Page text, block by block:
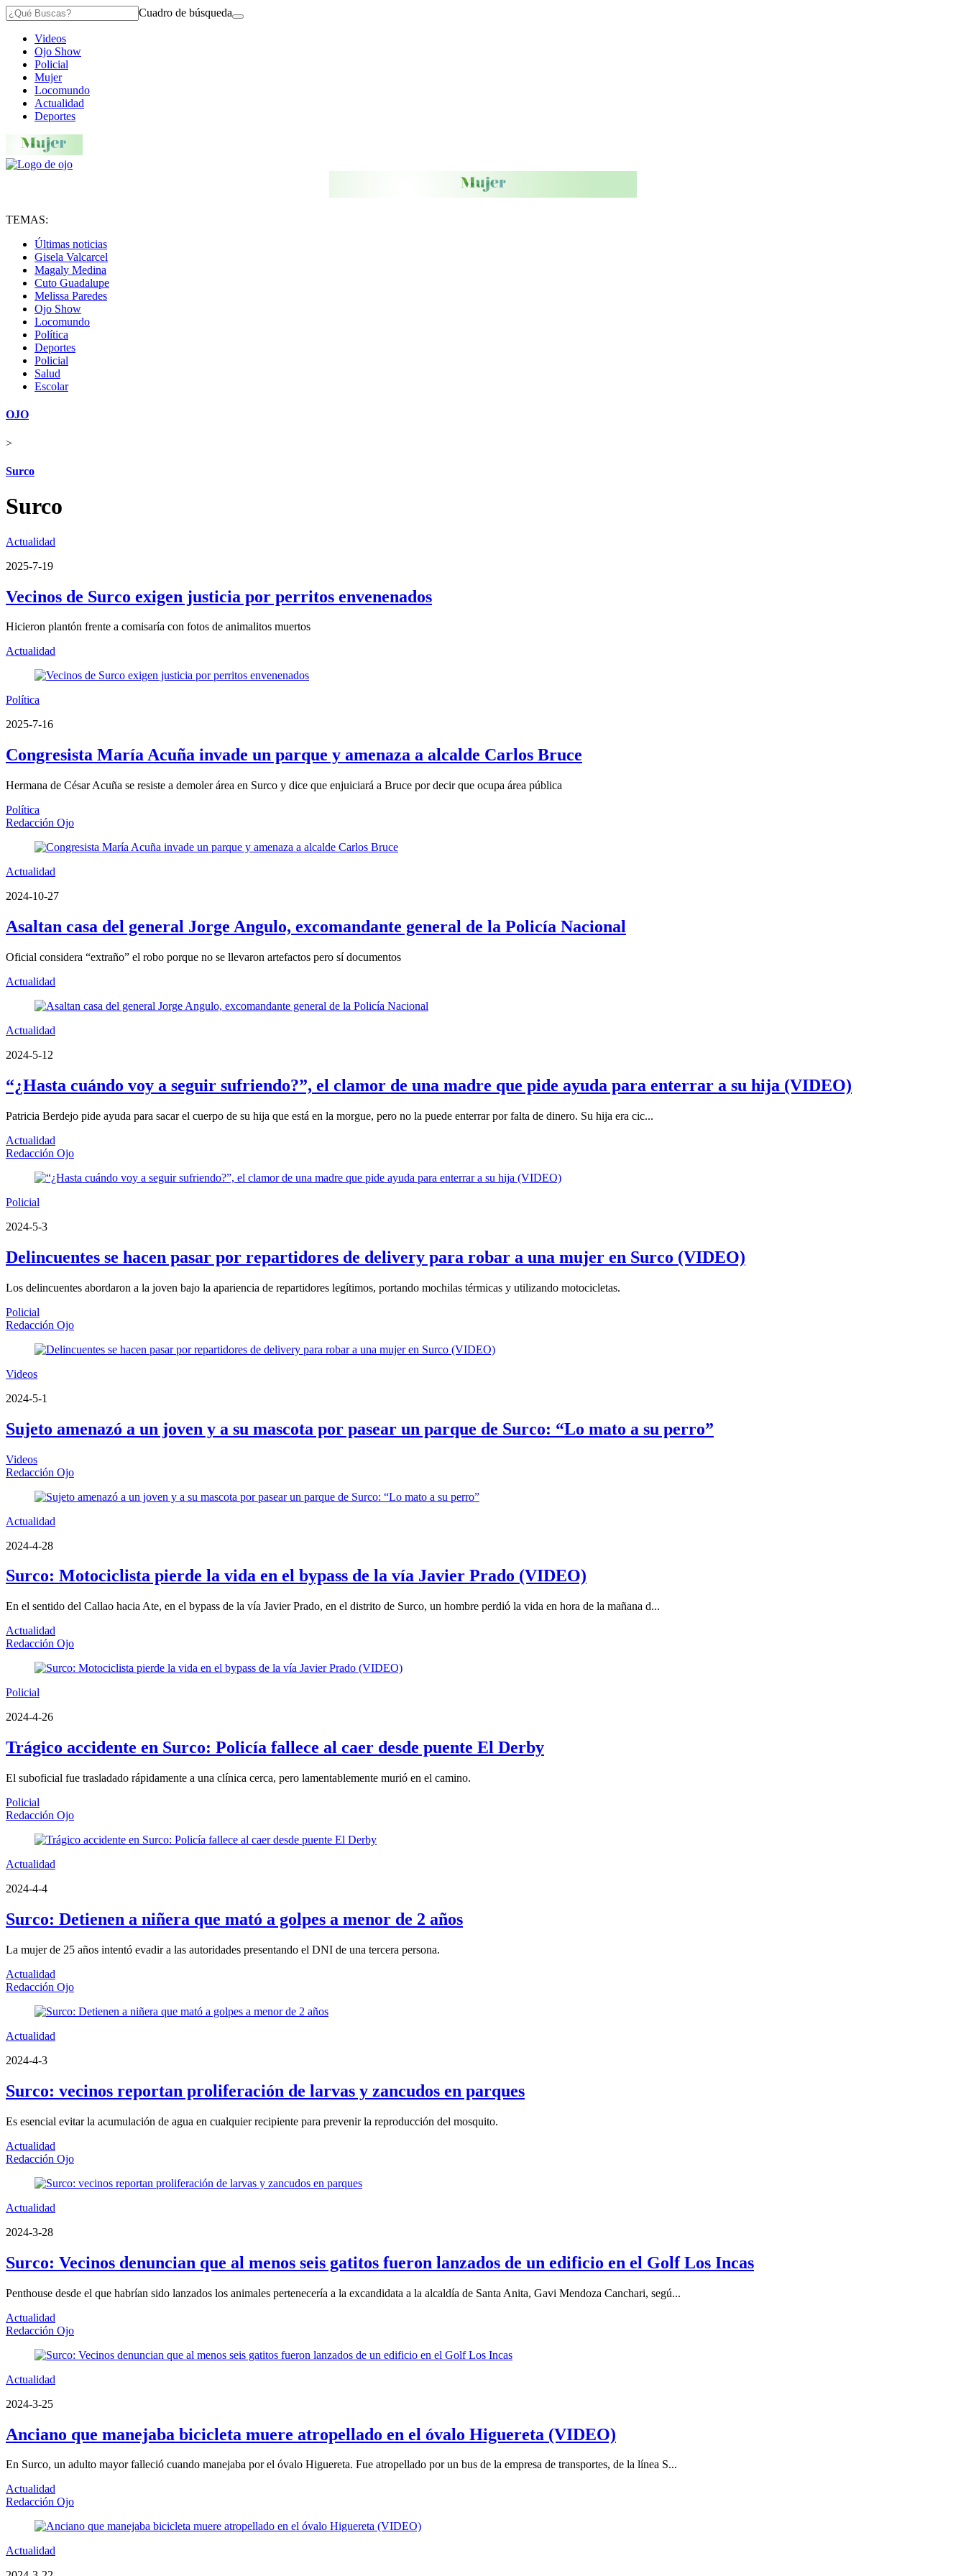
Cuadro de búsqueda
Videos
Ojo Show
Policial
Mujer
Locomundo
Actualidad
Deportes
TEMAS:
Últimas noticias
Gisela Valcarcel
Magaly Medina
Cuto Guadalupe
Melissa Paredes
Ojo Show
Locomundo
Política
Deportes
Policial
Salud
Escolar
OJO
>
Surco
Surco
Actualidad
2025-7-19
Vecinos de Surco exigen justicia por perritos envenenados
Hicieron plantón frente a comisaría con fotos de animalitos muertos
Actualidad
Política
2025-7-16
Congresista María Acuña invade un parque y amenaza a alcalde Carlos Bruce
Hermana de César Acuña se resiste a demoler área en Surco y dice que enjuiciará a Bruce por decir que ocupa área pública
Política
Redacción Ojo
Actualidad
2024-10-27
Asaltan casa del general Jorge Angulo, excomandante general de la Policía Nacional
Oficial considera “extraño” el robo porque no se llevaron artefactos pero sí documentos
Actualidad
Actualidad
2024-5-12
“¿Hasta cuándo voy a seguir sufriendo?”, el clamor de una madre que pide ayuda para enterrar a su hija (VIDEO)
Patricia Berdejo pide ayuda para sacar el cuerpo de su hija que está en la morgue, pero no la puede enterrar por falta de dinero. Su hija era cic...
Actualidad
Redacción Ojo
Policial
2024-5-3
Delincuentes se hacen pasar por repartidores de delivery para robar a una mujer en Surco (VIDEO)
Los delincuentes abordaron a la joven bajo la apariencia de repartidores legítimos, portando mochilas térmicas y utilizando motocicletas.
Policial
Redacción Ojo
Videos
2024-5-1
Sujeto amenazó a un joven y a su mascota por pasear un parque de Surco: “Lo mato a su perro”
Videos
Redacción Ojo
Actualidad
2024-4-28
Surco: Motociclista pierde la vida en el bypass de la vía Javier Prado (VIDEO)
En el sentido del Callao hacia Ate, en el bypass de la vía Javier Prado, en el distrito de Surco, un hombre perdió la vida en hora de la mañana d...
Actualidad
Redacción Ojo
Policial
2024-4-26
Trágico accidente en Surco: Policía fallece al caer desde puente El Derby
El suboficial fue trasladado rápidamente a una clínica cerca, pero lamentablemente murió en el camino.
Policial
Redacción Ojo
Actualidad
2024-4-4
Surco: Detienen a niñera que mató a golpes a menor de 2 años
La mujer de 25 años intentó evadir a las autoridades presentando el DNI de una tercera persona.
Actualidad
Redacción Ojo
Actualidad
2024-4-3
Surco: vecinos reportan proliferación de larvas y zancudos en parques
Es esencial evitar la acumulación de agua en cualquier recipiente para prevenir la reproducción del mosquito.
Actualidad
Redacción Ojo
Actualidad
2024-3-28
Surco: Vecinos denuncian que al menos seis gatitos fueron lanzados de un edificio en el Golf Los Incas
Penthouse desde el que habrían sido lanzados los animales pertenecería a la excandidata a la alcaldía de Santa Anita, Gavi Mendoza Canchari, segú...
Actualidad
Redacción Ojo
Actualidad
2024-3-25
Anciano que manejaba bicicleta muere atropellado en el óvalo Higuereta (VIDEO)
En Surco, un adulto mayor falleció cuando manejaba por el óvalo Higuereta. Fue atropellado por un bus de la empresa de transportes, de la línea S...
Actualidad
Redacción Ojo
Actualidad